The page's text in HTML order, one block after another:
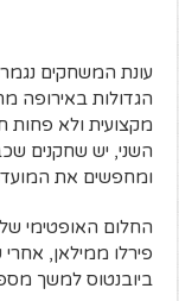
עונת המשחקים
הגדולות באירופה
השני, יש שחקנים
ומחפשים את
החלום האופטימי
פירלו ממילאן,
ביובנטוס למשך